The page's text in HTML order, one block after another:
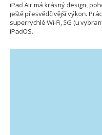
iPad Air má krásný design,
ještě přesvědčivější výkon.
superrychlé Wi-Fi, 5G (u
iPadOS.